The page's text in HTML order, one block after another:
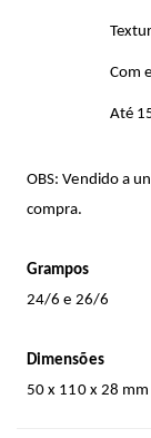
Com
Até
OBS: Vendido a
compra.
Grampos
24/6 e 26/6
Dimensões
50 x 110 x 28 mm